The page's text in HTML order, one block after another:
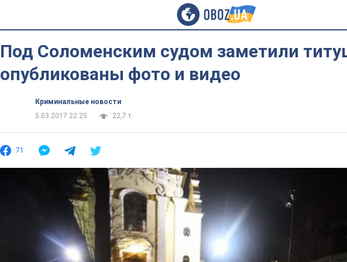
Под Соломенским судом заметили
опубликованы фото и видео
Криминальные новости
5.03.2017 22:25
22,7 т.
71